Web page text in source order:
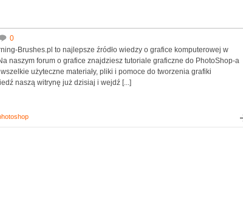
0
Brushes.pl to najlepsze źródło wiedzy o grafice komputerowej w
naszym forum o grafice znajdziesz tutoriale graficzne do PhotoShop-a
użyteczne materiały, pliki i pomoce do tworzenia grafiki
naszą witrynę już dzisiaj i wejdź [...]